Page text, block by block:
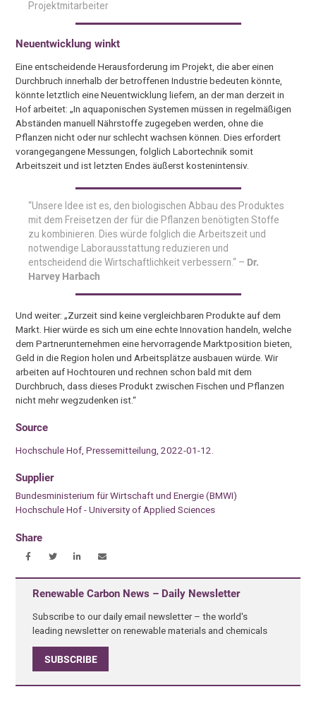
Projektmitarbeiter
Neuentwicklung winkt
Eine entscheidende Herausforderung im Projekt, die aber einen
Durchbruch innerhalb der betroffenen Industrie bedeuten könnte,
könnte letztlich eine Neuentwicklung liefern, an der man derzeit in
Hof arbeitet: „In aquaponischen Systemen müssen in regelmäßigen
Abständen manuell Nährstoffe zugegeben werden, ohne die
Pflanzen nicht oder nur schlecht wachsen können. Dies erfordert
vorangegangene Messungen, folglich Labortechnik somit
Arbeitszeit und ist letzten Endes äußerst kostenintensiv.
“Unsere Idee ist es, den biologischen Abbau des Produktes
mit dem Freisetzen der für die Pflanzen benötigten Stoffe
zu kombinieren. Dies würde folglich die Arbeitszeit und
notwendige Laborausstattung reduzieren und
entscheidend die Wirtschaftlichkeit verbessern.“ – Dr.
Harvey Harbach
Und weiter: „Zurzeit sind keine vergleichbaren Produkte auf dem
Markt. Hier würde es sich um eine echte Innovation handeln, welche
dem Partnerunternehmen eine hervorragende Marktposition bieten,
Geld in die Region holen und Arbeitsplätze ausbauen würde. Wir
arbeiten auf Hochtouren und rechnen schon bald mit dem
Durchbruch, dass dieses Produkt zwischen Fischen und Pflanzen
nicht mehr wegzudenken ist.“
Source
Hochschule Hof, Pressemitteilung, 2022-01-12.
Supplier
Bundesministerium für Wirtschaft und Energie (BMWI)
Hochschule Hof - University of Applied Sciences
Share
Renewable Carbon News – Daily Newsletter
Subscribe to our daily email newsletter – the world's
leading newsletter on renewable materials and chemicals
SUBSCRIBE